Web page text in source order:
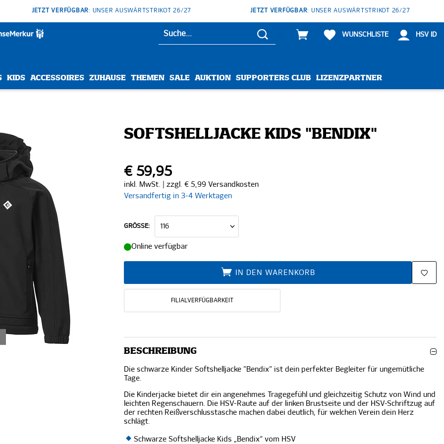
JETZT VERFÜGBAR: UNSER AUSWÄRTSTRIKOT 26/27 JETZT VERFÜGBAR: UNSER AUSWÄRTSTRIKOT 26/27
WUNSCHLISTE HSV ID
KIDS ACCESSOIRES ZUHAUSE THEMEN SALE AUKTION SUPPORTERS CLUB LIZENZPARTNER
SOFTSHELLJACKE KIDS "BENDIX"
€ 59,95
inkl. MwSt. | zzgl. € 5,99 Versandkosten
Versandfertig in 3-4 Werktagen
GRÖSSE:
Online verfügbar
IN DEN WARENKORB
FILIALVERFÜGBARKEIT
BESCHREIBUNG
Die schwarze Kinder Softshelljacke "Bendix" ist dein perfekter Begleiter für ungemütliche
Tage.
Die Kinderjacke bietet dir ein angenehmes Tragegefühl und gleichzeitig Schutz von Wind und
leichten Regenschauern. Die HSV-Raute auf der linken Brustseite und der HSV-Schriftzug auf
der rechten Reißverschlusstasche machen dabei deutlich, für welchen Verein dein Herz
schlägt.
Schwarze Softshelljacke Kids „Bendix“ vom HSV